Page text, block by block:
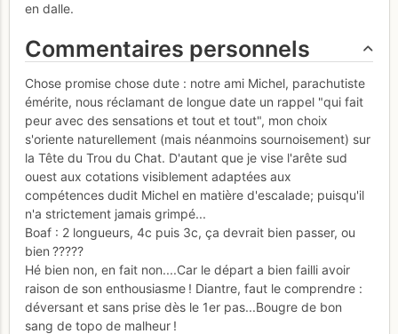
en dalle.
Commentaires personnels
Chose promise chose dute : notre ami Michel, parachutiste
émérite, nous réclamant de longue date un rappel "qui fait
peur avec des sensations et tout et tout", mon choix
s'oriente naturellement (mais néanmoins sournoisement) sur
la Tête du Trou du Chat. D'autant que je vise l'arête sud
ouest aux cotations visiblement adaptées aux
compétences dudit Michel en matière d'escalade; puisqu'il
n'a strictement jamais grimpé...
Boaf : 2 longueurs, 4c puis 3c, ça devrait bien passer, ou
bien ?????
Hé bien non, en fait non....Car le départ a bien failli avoir
raison de son enthousiasme ! Diantre, faut le comprendre :
déversant et sans prise dès le 1er pas...Bougre de bon
sang de topo de malheur !